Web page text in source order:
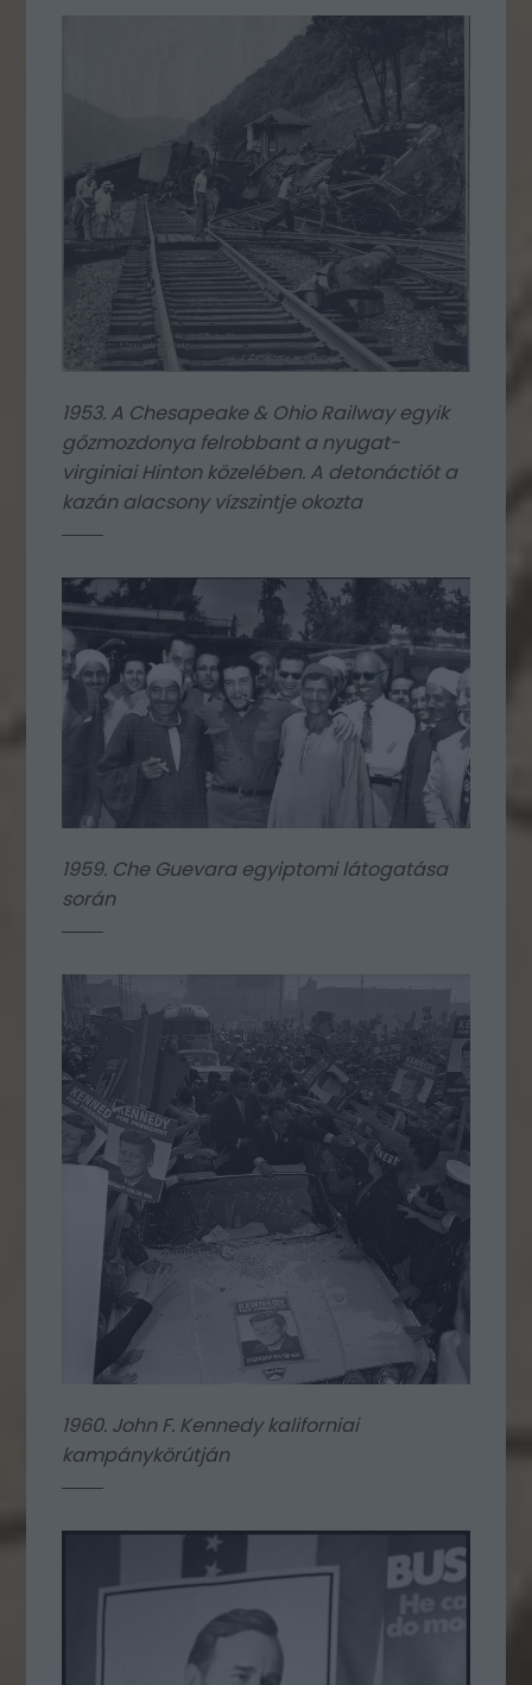
1953. A Chesapeake & Ohio Railway egyik
gőzmozdonya felrobbant a nyugat-
virginiai Hinton közelében. A detonáctiót a
kazán alacsony vízszintje okozta
1959. Che Guevara egyiptomi látogatása
során
1960. John F. Kennedy kaliforniai
kampánykörútján